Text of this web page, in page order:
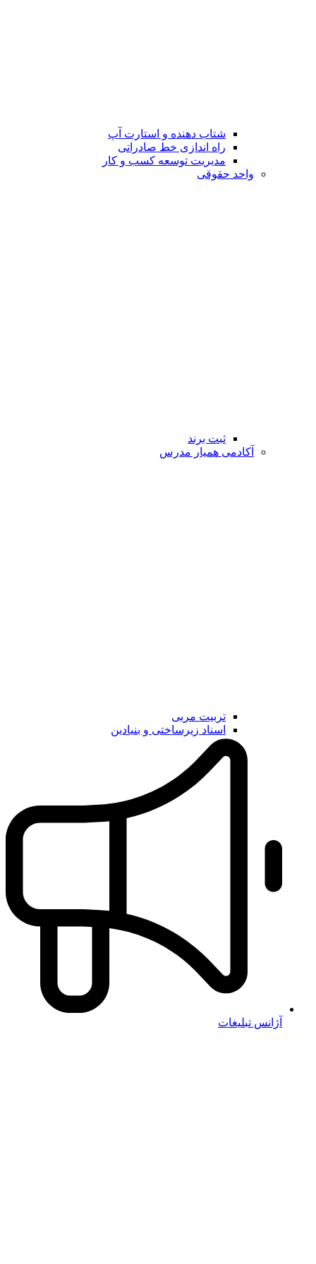
شتاب دهنده و استارت آپ
راه اندازی خط صادراتی
مدیریت توسعه کسب و کار
واحد حقوقی
ثبت برند
آکادمی همیار مدرس
تربیت مربی
اسناد زیرساختی و بنیادین
آژانس تبلیغات